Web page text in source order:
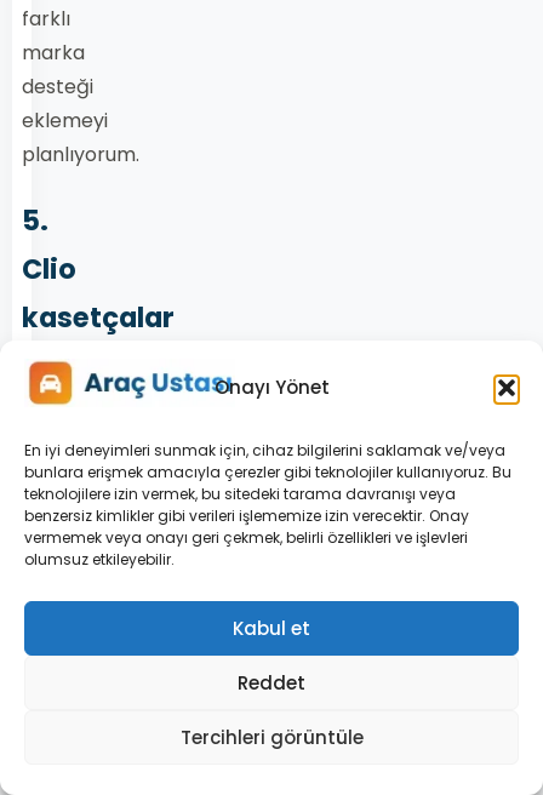
Onayı Yönet
En iyi deneyimleri sunmak için, cihaz bilgilerini saklamak ve/veya
bunlara erişmek amacıyla çerezler gibi teknolojiler kullanıyoruz. Bu
teknolojilere izin vermek, bu sitedeki tarama davranışı veya
benzersiz kimlikler gibi verileri işlememize izin verecektir. Onay
vermemek veya onayı geri çekmek, belirli özellikleri ve işlevleri
olumsuz etkileyebilir.
Kabul et
Reddet
Tercihleri görüntüle
farklı
marka
desteği
eklemeyi
planlıyorum.
5.
Clio
kasetçalar
sökümü
zor
mu?
Hayır,
basit
birkaç
vida